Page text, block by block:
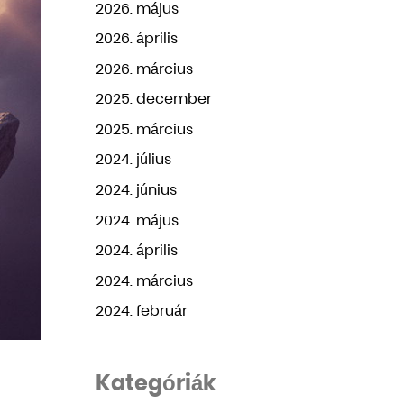
2026. május
2026. április
2026. március
2025. december
2025. március
2024. július
2024. június
2024. május
2024. április
2024. március
2024. február
Kategóriák